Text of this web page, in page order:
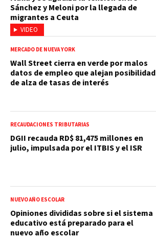
VIDEO
Sánchez y Meloni por la llegada de
migrantes a Ceuta
MERCADO DE NUEVA YORK
Wall Street cierra en verde por malos
datos de empleo que alejan posibilidad
de alza de tasas de interés
RECAUDACIONES TRIBUTARIAS
DGII recauda RD$ 81,475 millones en
julio, impulsada por el ITBIS y el ISR
NUEVO AÑO ESCOLAR
Opiniones divididas sobre si el sistema
educativo está preparado para el
nuevo año escolar